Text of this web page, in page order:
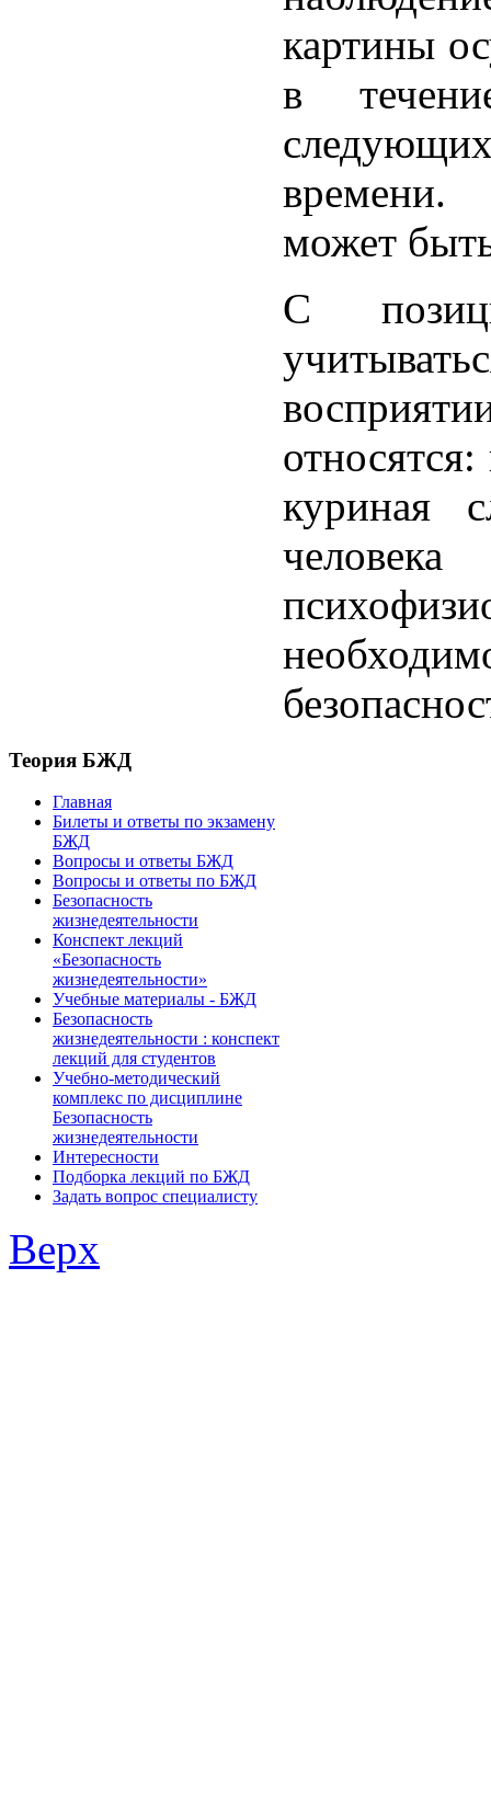
картины
в
времени.
может
С
куриная
Теория БЖД
Главная
Билеты и ответы по экзамену
БЖД
Вопросы и ответы БЖД
Вопросы и ответы по БЖД
Безопасность
жизнедеятельности
Конспект лекций
«Безопасность
жизнедеятельности»
Учебные материалы - БЖД
Безопасность
жизнедеятельности : конспект
лекций для студентов
Учебно-методический
комплекс по дисциплине
Безопасность
жизнедеятельности
Интересности
Подборка лекций по БЖД
Задать вопрос специалисту
Верх